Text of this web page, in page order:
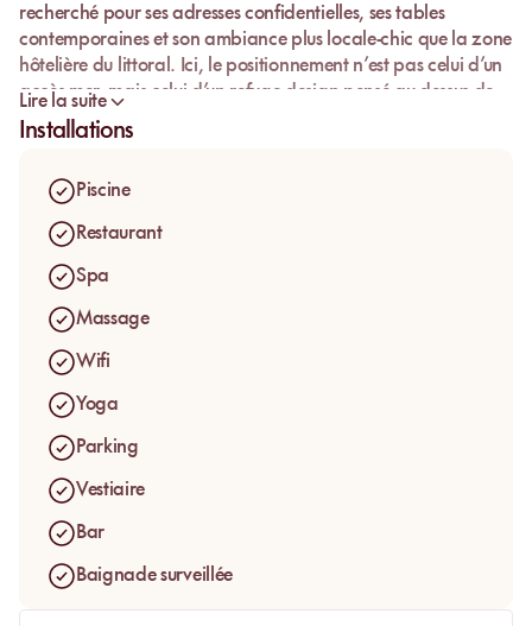
recherché pour ses adresses confidentielles, ses tables
contemporaines et son ambiance plus locale-chic que la zone
hôtelière du littoral. Ici, le positionnement n’est pas celui d’un
accès mer, mais celui d’un refuge design pensé au-dessus de
la canopée.
entre béton brut, bois de
lignes épurées. La pièce maîtresse reste la
avec vue panoramique sur la jungle, pensée comme un
Ce qui distingue Qamar Lux, c’est cette alliance rare entre
luxe minimaliste, hauteur et silence, loin du chaos plus dense
de la zone plage.
Lire la suite
Installations
Piscine
Restaurant
Spa
Massage
Wifi
Yoga
Parking
Vestiaire
Bar
Baignade surveillée